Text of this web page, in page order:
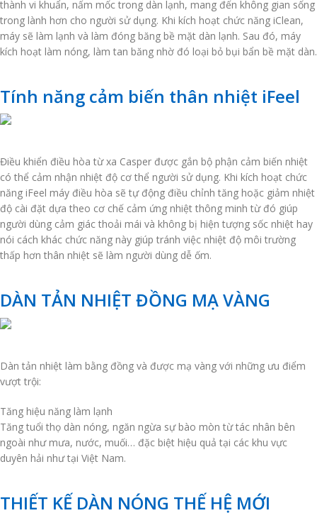
thành vi khuẩn, nấm mốc trong dàn lạnh, mang đến không gian sống
trong lành hơn cho người sử dụng. Khi kích hoạt chức năng iClean,
máy sẽ làm lạnh và làm đóng băng bề mặt dàn lạnh. Sau đó, máy
kích hoạt làm nóng, làm tan băng nhờ đó loại bỏ bụi bẩn bề mặt dàn.
Tính năng cảm biến thân nhiệt iFeel
Điều khiển điều hòa từ xa Casper được gắn bộ phận cảm biến nhiệt
có thể cảm nhận nhiệt độ cơ thể người sử dụng. Khi kích hoạt chức
năng iFeel máy điều hòa sẽ tự động điều chỉnh tăng hoặc giảm nhiệt
độ cài đặt dựa theo cơ chế cảm ứng nhiệt thông minh từ đó giúp
người dùng cảm giác thoải mái và không bị hiện tượng sốc nhiệt hay
nói cách khác chức năng này giúp tránh việc nhiệt độ môi trường
thấp hơn thân nhiệt sẽ làm người dùng dễ ốm.
DÀN TẢN NHIỆT ĐỒNG MẠ VÀNG
Dàn tản nhiệt làm bằng đồng và được mạ vàng với những ưu điểm
vượt trội:
Tăng hiệu năng làm lạnh
Tăng tuổi thọ dàn nóng, ngăn ngừa sự bào mòn từ tác nhân bên
ngoài như mưa, nước, muối… đặc biệt hiệu quả tại các khu vực
duyên hải như tại Việt Nam.
THIẾT KẾ DÀN NÓNG THẾ HỆ MỚI